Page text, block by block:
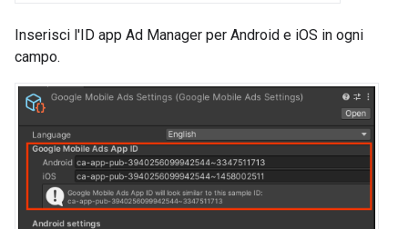
Inserisci l'ID app Ad Manager per Android e iOS in ogni
campo.